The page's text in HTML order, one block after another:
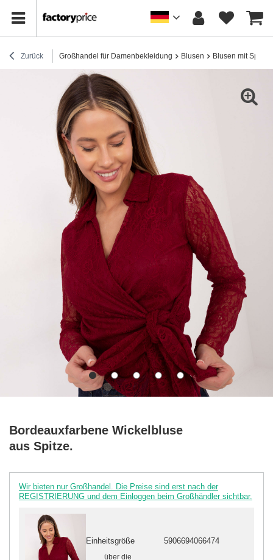
Zurück Großhandel für Damenbekleidung Blusen Blusen mit Spitze
Bordeauxfarbene Wickelbluse
aus Spitze.
Wir bieten nur Großhandel. Die Preise sind erst nach der
REGISTRIERUNG und dem Einloggen beim Großhändler sichtbar.
Einheitsgröße 5906694066474
über die